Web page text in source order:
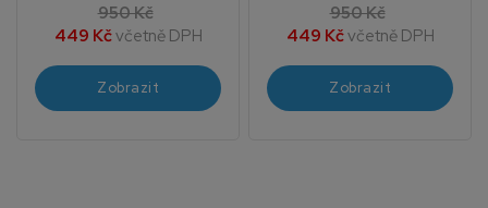
950 Kč
449 Kčvčetně DPH
Zobrazit
950 Kč
449 Kčvčetně DPH
Zobrazit